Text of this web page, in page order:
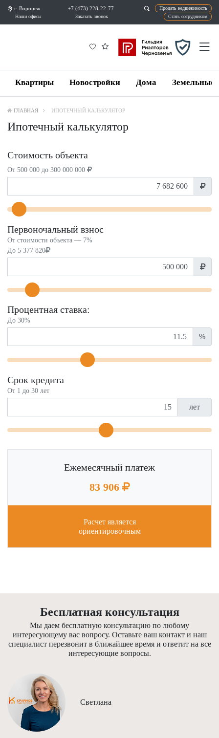
г. Воронеж
Наши офисы
+7 (473) 228-22-77
Квартиры Новостройки Дома Земельные
ГЛАВНАЯ ИПОТЕЧНЫЙ КАЛЬКУЛЯТОР
Ипотечный калькулятор
Стоимость объекта
От 500 000 до 300 000 000
Первоночальный взнос
От стоимости объекта — 7%
До 5 377 820
Процентная ставка:
До 30%
%
Срок кредита
От 1 до 30 лет
лет
Ежемесячный платеж
83 906
Расчет является
ориентировочным
Бесплатная консультация
Мы даем бесплатную консультацию по любому
интересующему вас вопросу. Оставьте ваш контакт и наш
специалист перезвонит в ближайшее время и ответит на все
интересующие вопросы.
Светлана